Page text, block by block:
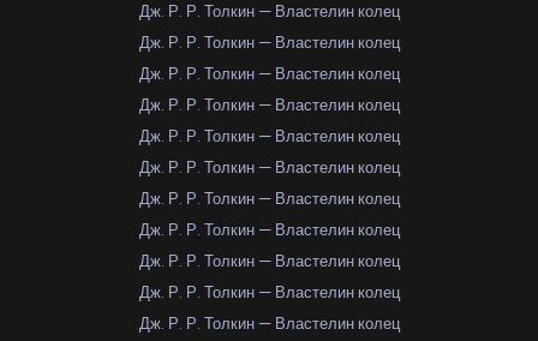
Дж. Р. Р. Толкин — Властелин колец
Дж. Р. Р. Толкин — Властелин колец
Дж. Р. Р. Толкин — Властелин колец
Дж. Р. Р. Толкин — Властелин колец
Дж. Р. Р. Толкин — Властелин колец
Дж. Р. Р. Толкин — Властелин колец
Дж. Р. Р. Толкин — Властелин колец
Дж. Р. Р. Толкин — Властелин колец
Дж. Р. Р. Толкин — Властелин колец
Дж. Р. Р. Толкин — Властелин колец
Дж. Р. Р. Толкин — Властелин колец